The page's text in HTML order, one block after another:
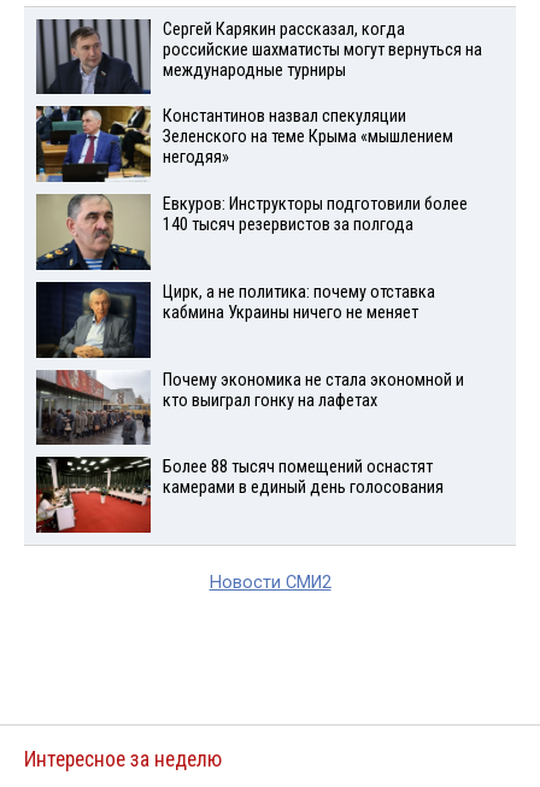
Сергей Карякин рассказал, когда
российские шахматисты могут вернуться на
международные турниры
Константинов назвал спекуляции
Зеленского на теме Крыма «мышлением
негодяя»
Евкуров: Инструкторы подготовили более
140 тысяч резервистов за полгода
Цирк, а не политика: почему отставка
кабмина Украины ничего не меняет
Почему экономика не стала экономной и
кто выиграл гонку на лафетах
Более 88 тысяч помещений оснастят
камерами в единый день голосования
Новости СМИ2
Интересное за неделю